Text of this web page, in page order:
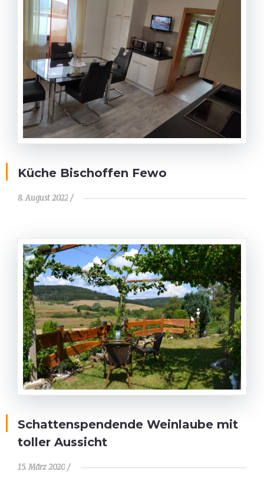
Küche Bischoffen Fewo
8. August 2022
Schattenspendende Weinlaube mit
toller Aussicht
15. März 2020